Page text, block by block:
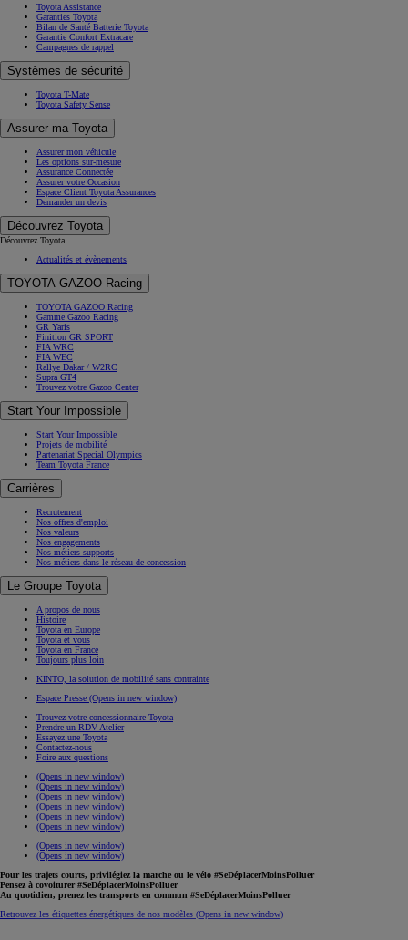
Toyota Assistance
Garanties Toyota
Bilan de Santé Batterie Toyota
Garantie Confort Extracare
Campagnes de rappel
Systèmes de sécurité
Toyota T-Mate
Toyota Safety Sense
Assurer ma Toyota
Assurer mon véhicule
Les options sur-mesure
Assurance Connectée
Assurer votre Occasion
Espace Client Toyota Assurances
Demander un devis
Découvrez Toyota
Découvrez Toyota
Actualités et évènements
TOYOTA GAZOO Racing
TOYOTA GAZOO Racing
Gamme Gazoo Racing
GR Yaris
Finition GR SPORT
FIA WRC
FIA WEC
Rallye Dakar / W2RC
Supra GT4
Trouvez votre Gazoo Center
Start Your Impossible
Start Your Impossible
Projets de mobilité
Partenariat Special Olympics
Team Toyota France
Carrières
Recrutement
Nos offres d'emploi
Nos valeurs
Nos engagements
Nos métiers supports
Nos métiers dans le réseau de concession
Le Groupe Toyota
A propos de nous
Histoire
Toyota en Europe
Toyota et vous
Toyota en France
Toujours plus loin
KINTO, la solution de mobilité sans contrainte
Espace Presse (Opens in new window)
Trouvez votre concessionnaire Toyota
Prendre un RDV Atelier
Essayez une Toyota
Contactez-nous
Foire aux questions
(Opens in new window)
(Opens in new window)
(Opens in new window)
(Opens in new window)
(Opens in new window)
(Opens in new window)
(Opens in new window)
(Opens in new window)
Pour les trajets courts, privilégiez la marche ou le vélo #SeDéplacerMoinsPolluer
Pensez à covoiturer #SeDéplacerMoinsPolluer
Au quotidien, prenez les transports en commun #SeDéplacerMoinsPolluer
Retrouvez les étiquettes énergétiques de nos modèles (Opens in new window)